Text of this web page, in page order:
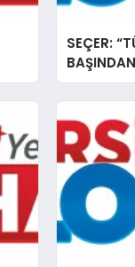
SEÇER: